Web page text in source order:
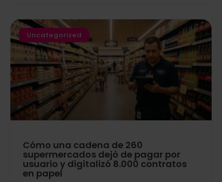
Uncategorized
Cómo una cadena de 260
supermercados dejó de pagar por
usuario y digitalizó 8.000 contratos
en papel